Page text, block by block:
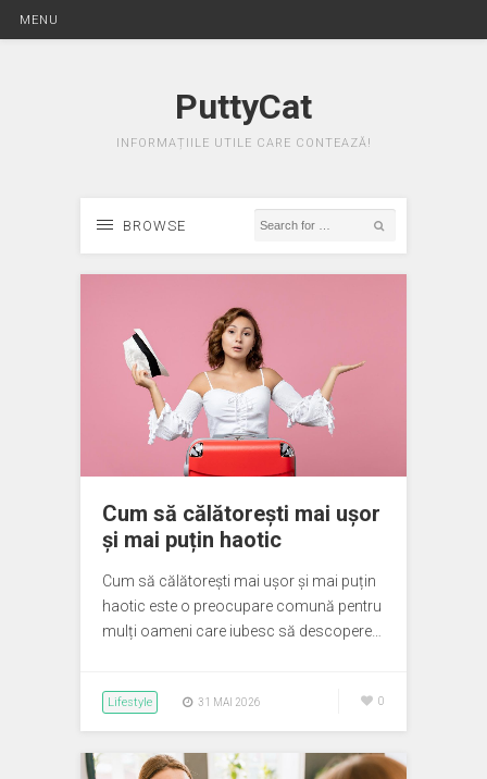
MENU
PuttyCat
INFORMAȚIILE UTILE CARE CONTEAZĂ!
BROWSE
Cum să călătorești mai ușor
și mai puțin haotic
Cum să călătorești mai ușor și mai puțin
haotic este o preocupare comună pentru
mulți oameni care iubesc să descopere…
Lifestyle 31 MAI 2026 0